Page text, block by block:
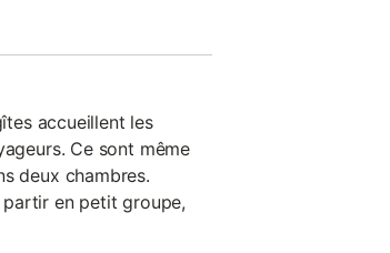
accueillent les
Ce sont même
deux chambres.
en petit groupe,